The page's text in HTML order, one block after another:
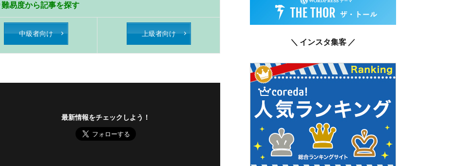
難易度から記事を探す
中級者向け 上級者向け
最新情報をチェックしよう！
＼ インスタ集客 ／